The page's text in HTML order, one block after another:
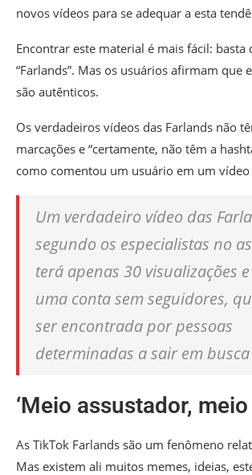
novos vídeos para se adequar a esta
Encontrar este material é mais fácil: basta
“Farlands”. Mas os usuários afirmam que
são autênticos.
Os verdadeiros vídeos das Farlands não
marcações e “certamente, não têm a
como comentou um usuário em um
Um verdadeiro vídeo das
segundo os especialistas no
terá apenas 30 visualizações
uma conta sem seguidores,
ser encontrada por pessoas
determinadas a sair em busca
‘Meio assustador, meio
As TikTok Farlands são um fenômeno
Mas existem ali muitos memes, ideias,